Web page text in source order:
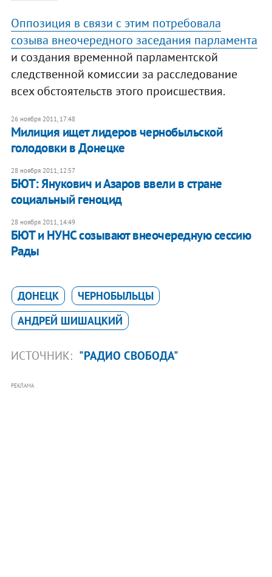
Оппозиция в связи с этим потребовала
созыва внеочередного заседания парламента
и создания временной парламентской
следственной комиссии за расследование
всех обстоятельств этого происшествия.
26 ноября 2011, 17:48
Милиция ищет лидеров чернобыльской
голодовки в Донецке
28 ноября 2011, 12:57
БЮТ: Янукович и Азаров ввели в стране
социальный геноцид
28 ноября 2011, 14:49
БЮТ и НУНС созывают внеочередную сессию
Рады
ДОНЕЦК
ЧЕРНОБЫЛЬЦЫ
АНДРЕЙ ШИШАЦКИЙ
ИСТОЧНИК: "РАДИО СВОБОДА"
РЕКЛАМА